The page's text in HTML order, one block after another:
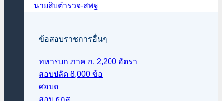
นายสิบตำรวจ-สพฐ
ข้อสอบราชการอื่นๆ
ทหารบก ภาค ก. 2,200 อัตรา
สอบปลัด 8,000 ข้อ
ศอบต
สอบ ธกส.